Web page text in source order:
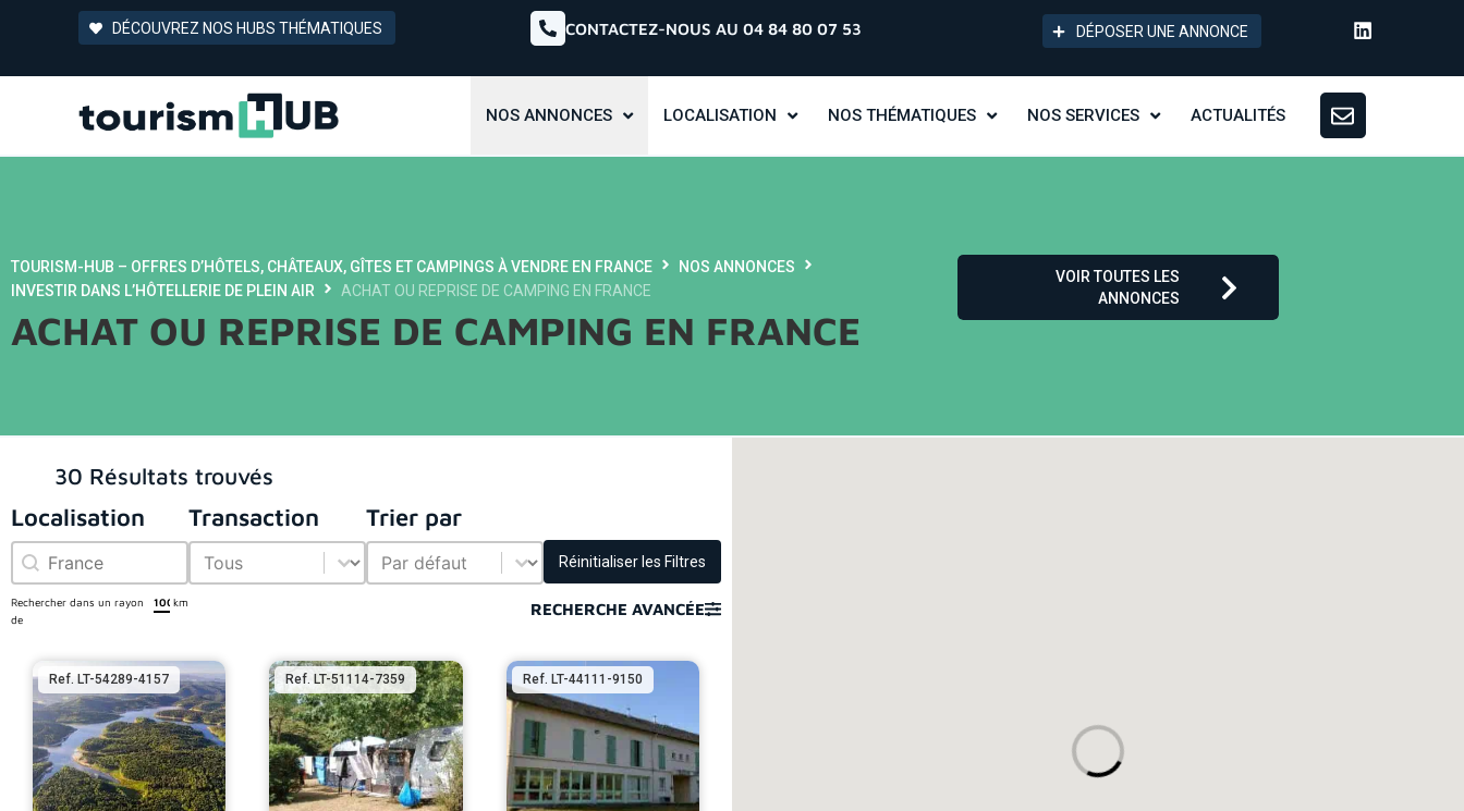
DÉCOUVREZ NOS HUBS THÉMATIQUES CONTACTEZ-NOUS AU 04 84 80 07 53 DÉPOSER UNE ANNONCE
NOS ANNONCES LOCALISATION NOS THÉMATIQUES NOS SERVICES ACTUALITÉS
ACHAT OU REPRISE DE CAMPING EN FRANCE
TOURISM-HUB – OFFRES D’HÔTELS, CHÂTEAUX, GÎTES ET CAMPINGS À VENDRE EN FRANCE
NOS ANNONCES
INVESTIR DANS L’HÔTELLERIE DE PLEIN AIR
ACHAT OU REPRISE DE CAMPING EN FRANCE
VOIR TOUTES LES
ANNONCES
30 Résultats trouvés
Localisation
Localisation
Localisation
Rechercher dans un rayon
de
km
Transaction
Transaction
Transaction
Trier par
Trier par
Trier par
Réinitialiser les Filtres
RECHERCHE AVANCÉE
Ref. LT-54289-4157 Ref. LT-51114-7359 Ref. LT-44111-9150